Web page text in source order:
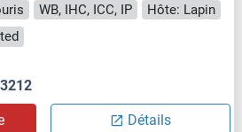
WB, IHC, ICC, IP
Hôte: Lapin
Détails